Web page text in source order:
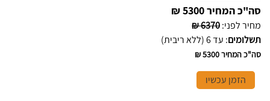
סה"כ המחיר5300 ₪
מחיר לפני:
6370 ₪
תשלומים: עד 6 (ללא ריבית)
סה"כ המחיר5300 ₪
הזמן עכשיו